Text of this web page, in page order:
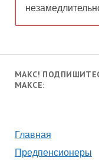
МАКС!
МАКСЕ:
Главная
Предпенсионеры